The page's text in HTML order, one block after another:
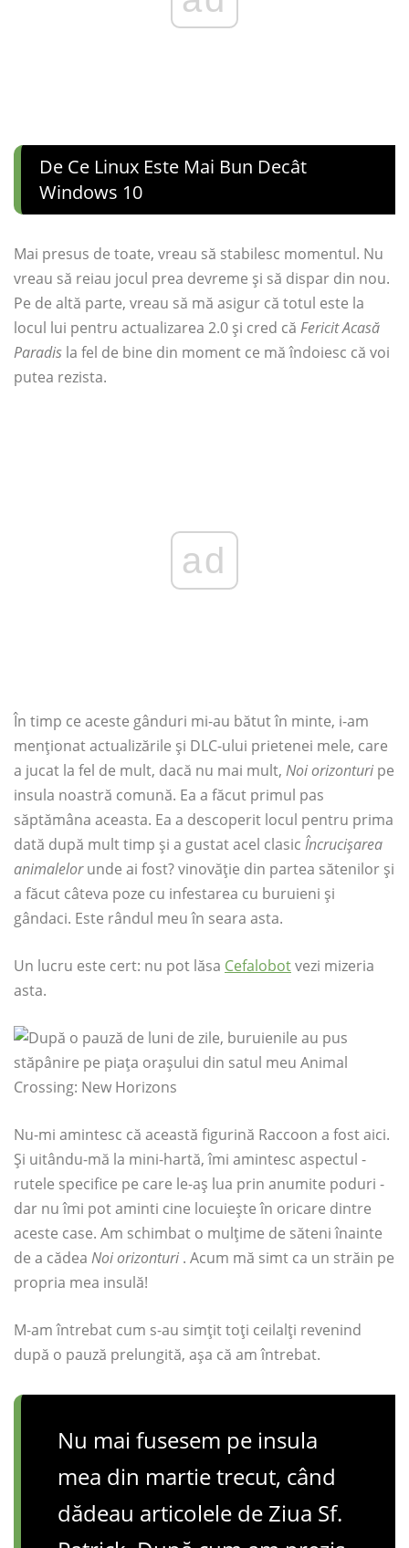
De Ce Linux Este Mai Bun Decât
Windows 10
Mai presus de toate, vreau să stabilesc momentul. Nu
vreau să reiau jocul prea devreme și să dispar din nou.
Pe de altă parte, vreau să mă asigur că totul este la
locul lui pentru actualizarea 2.0 și cred că Fericit Acasă
Paradis la fel de bine din moment ce mă îndoiesc că voi
putea rezista.
ad
În timp ce aceste gânduri mi-au bătut în minte, i-am
menționat actualizările și DLC-ului prietenei mele, care
a jucat la fel de mult, dacă nu mai mult, Noi orizonturi pe
insula noastră comună. Ea a făcut primul pas
săptămâna aceasta. Ea a descoperit locul pentru prima
dată după mult timp și a gustat acel clasic Încrucișarea
animalelorunde ai fost? vinovăție din partea sătenilor și
a făcut câteva poze cu infestarea cu buruieni și
gândaci. Este rândul meu în seara asta.
Un lucru este cert: nu pot lăsa Cefalobotvezi mizeria
asta.
Nu-mi amintesc că această figurină Raccoon a fost aici.
Și uitându-mă la mini-hartă, îmi amintesc aspectul -
rutele specifice pe care le-aș lua prin anumite poduri -
dar nu îmi pot aminti cine locuiește în oricare dintre
aceste case. Am schimbat o mulțime de săteni înainte
de a cădea Noi orizonturi . Acum mă simt ca un străin pe
propria mea insulă!
M-am întrebat cum s-au simțit toți ceilalți revenind
după o pauză prelungită, așa că am întrebat.
Nu mai fusesem pe insula
mea din martie trecut, când
dădeau articolele de Ziua Sf.